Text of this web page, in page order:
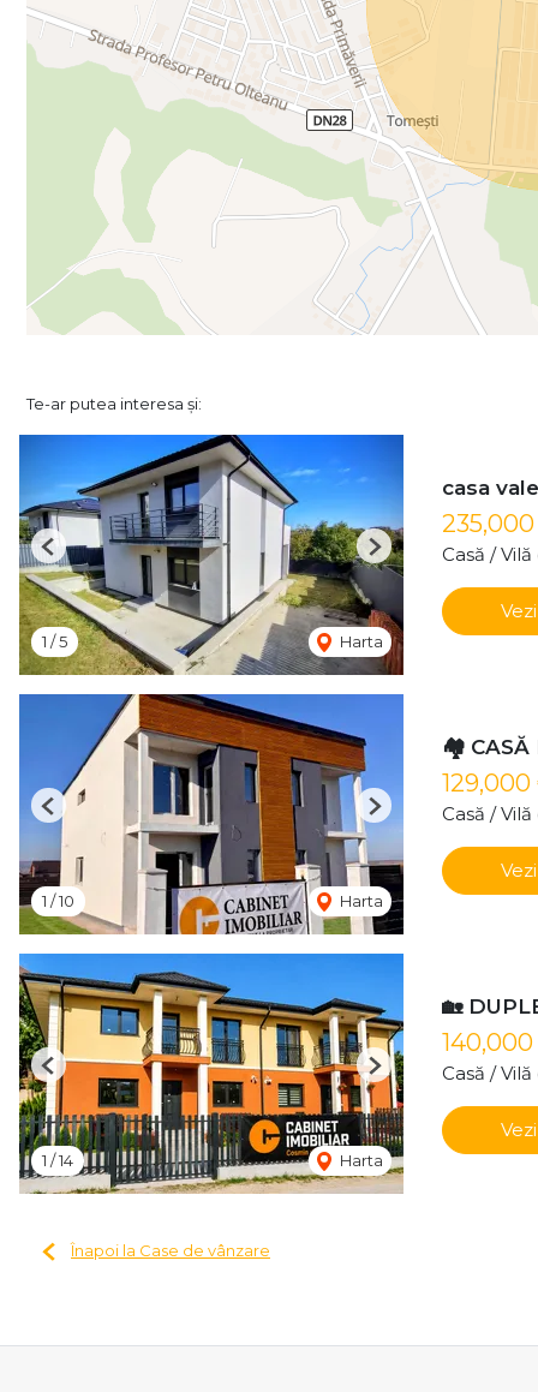
Te-ar putea interesa și:
1 /5 Harta
Previous Next
casa
Casă /
1 /10 Harta
Previous Next
🏘️ CASĂ
Casă /
1 /14 Harta
Previous Next
🏡
Casă /
Înapoi la Case de vânzare